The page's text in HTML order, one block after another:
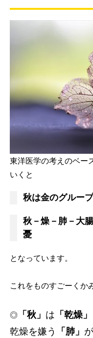
東洋医学の考えのベー
いくと
秋は金のグループ
秋－燥－肺－大
憂
となっています。
これをものすごーくか
◎ 「秋」 は 「乾燥」
乾燥を嫌う
「肺」